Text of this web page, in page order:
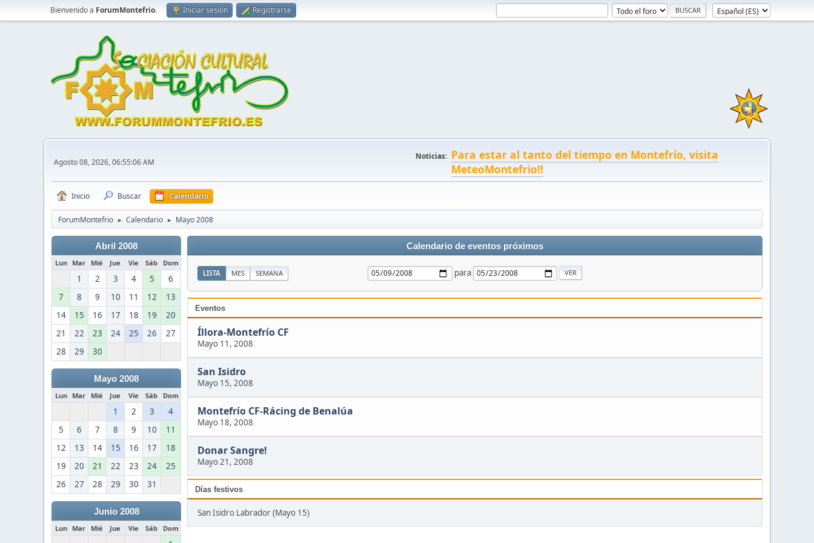
Bienvenido a ForumMontefrio. Iniciar sesión Registrarse
Agosto 08, 2026, 06:55:06 AM
Noticias: Para estar al tanto del tiempo en Montefrío, visita
MeteoMontefrio!!
Inicio Buscar Calendario
ForumMontefrio ► Calendario ► Mayo 2008
Abril 2008
Lun Mar Mié Jue Vie Sáb Dom
1 2 3 4 5
6
7
8 9 10 11 12
13
14
15 16 17 18 19
20
21
22 23 24 25 26
27
28
29 30
Mayo 2008
Lun Mar Mié Jue Vie Sáb Dom
1 2 3
4
5
6 7 8 9 10
11
12
13 14 15 16 17
18
19
20 21 22 23 24
25
26
27 28 29 30 31
Junio 2008
Lun Mar Mié Jue Vie Sáb Dom
Calendario de eventos próximos
LISTA MES SEMANA para
Eventos
Íllora-Montefrío CF
Mayo 11, 2008
San Isidro
Mayo 15, 2008
Montefrío CF-Rácing de Benalúa
Mayo 18, 2008
Donar Sangre!
Mayo 21, 2008
Días festivos
San Isidro Labrador (Mayo 15)